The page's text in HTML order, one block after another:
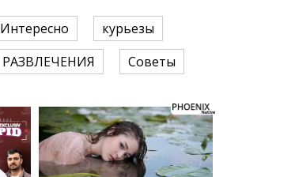
Интересно
курьезы
РАЗВЛЕЧЕНИЯ Советы